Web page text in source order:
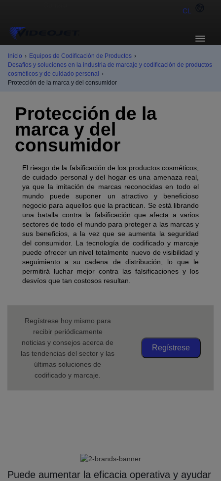
CL
Inicio › Equipos de Codificación de Productos ›
Desafíos y soluciones en la industria de marcaje y codificación de productos
cosméticos y de cuidado personal ›
Protección de la marca y del consumidor
Protección de la
marca y del
consumidor
El riesgo de la falsificación de los productos cosméticos,
de cuidado personal y del hogar es una amenaza real,
ya que la imitación de marcas reconocidas en todo el
mundo puede suponer un atractivo y beneficioso
negocio para aquellos que la practican. Se está librando
una batalla contra la falsificación que afecta a varios
sectores de todo el mundo para proteger a las marcas y
sus beneficios, a la vez que se aumenta la seguridad
del consumidor. La tecnología de codificado y marcaje
puede ofrecer un nivel totalmente nuevo de visibilidad y
seguimiento a su cadena de distribución, lo que le
permitirá luchar mejor contra las falsificaciones y los
desvíos que tan costosos resultan.
Regístrese hoy mismo para
recibir periódicamente
noticias y consejos acerca de
las tendencias del sector y las
últimas soluciones de
codificado y marcaje.
Regístrese
Puede aumentar la eficacia operativa y ayudar